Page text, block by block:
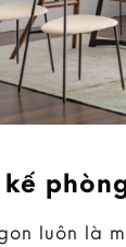
luôn là